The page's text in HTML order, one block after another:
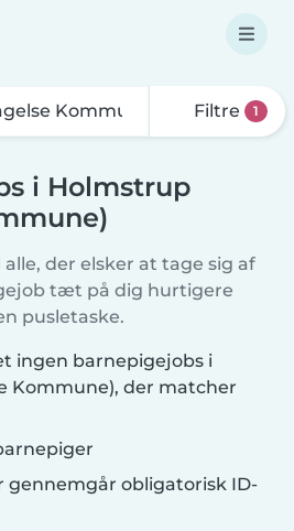
Filtre 1
i Holmstrup
der elsker at tage sig af
tæt på dig hurtigere
pusletaske.
ingen barnepigejobs i
Kommune), der matcher
gennemgår obligatorisk ID-